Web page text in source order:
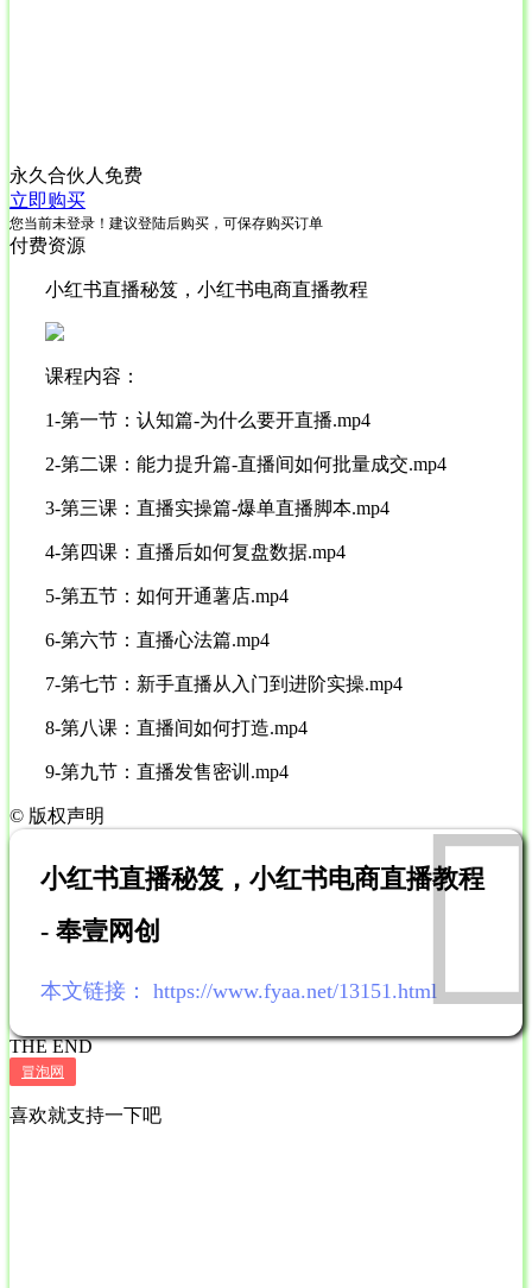
永久合伙人 免费
立即购买
您当前未登录！建议登陆后购买，可保存购买订单
付费资源
小红书直播秘笈，小红书电商直播教程
课程内容：
1-第一节：认知篇-为什么要开直播.mp4
2-第二课：能力提升篇-直播间如何批量成交.mp4
3-第三课：直播实操篇-爆单直播脚本.mp4
4-第四课：直播后如何复盘数据.mp4
5-第五节：如何开通薯店.mp4
6-第六节：直播心法篇.mp4
7-第七节：新手直播从入门到进阶实操.mp4
8-第八课：直播间如何打造.mp4
9-第九节：直播发售密训.mp4
© 版权声明
小红书直播秘笈，小红书电商直播教程
- 奉壹网创
本文链接： https://www.fyaa.net/13151.html
THE END
冒泡网
喜欢就支持一下吧